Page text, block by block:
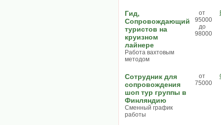
Гид,
Сопровождающий
туристов на
круизном
лайнере
Работа вахтовым
методом
от
95000
до
98000
Сотрудник для
сопровождения
шоп тур группы в
Финляндию
Сменный график
работы
от
75000